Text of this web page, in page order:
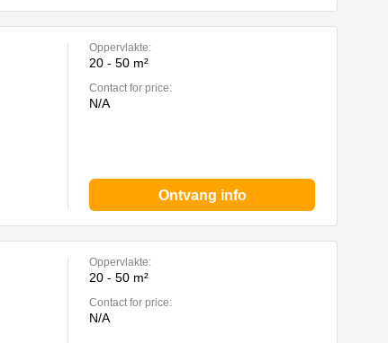
Oppervlakte:
20 - 50 m²
Contact for price:
N/A
Ontvang info
Oppervlakte:
20 - 50 m²
Contact for price:
N/A